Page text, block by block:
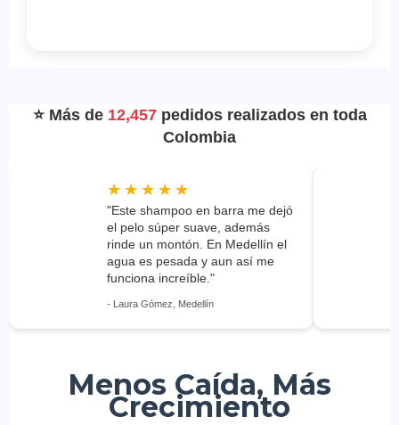
⭐ Más de 12,457pedidos realizados en toda
Colombia
"Este shampoo en barra me dejó
el pelo súper suave, además
rinde un montón. En Medellín el
agua es pesada y aun así me
funciona increíble."
- Laura Gómez, Medellín
Menos Caída, Más
Crecimiento